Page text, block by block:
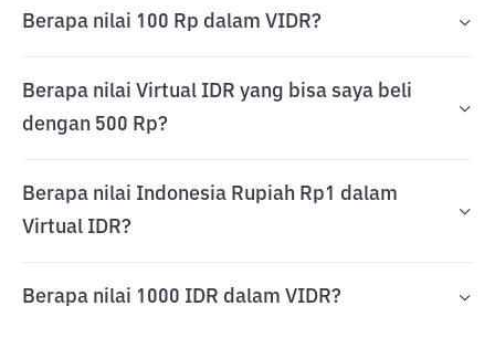
Berapa nilai 100 Rp dalam VIDR?
Berapa nilai Virtual IDR yang bisa saya beli
dengan 500 Rp?
Berapa nilai Indonesia Rupiah Rp1 dalam
Virtual IDR?
Berapa nilai 1000 IDR dalam VIDR?